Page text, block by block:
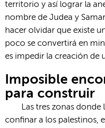
territorio y así lograr la
nombre de Judea y
hacer olvidar que existe
poco se convertirá en
es impedir la creación de
Imposible
para construir
Las tres zonas donde
confinar a los palestinos,